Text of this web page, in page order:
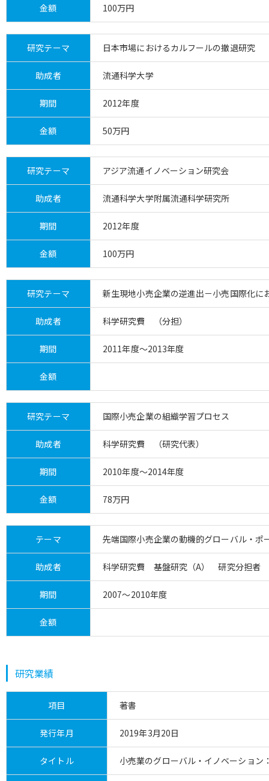
金額 100万円
研究テーマ 日本市場におけるカルフールの撤退研究
助成者 流通科学大学
期間 2012年度
金額 50万円
研究テーマ アジア流通イノベーション研究会
助成者 流通科学大学附属流通科学研究所
期間 2012年度
金額 100万円
研究テーマ 新生現地小売企業の逆進出－小売国際化に
助成者 科学研究費 （分担）
期間 2011年度～2013年度
金額
研究テーマ 国際小売企業の組織学習プロセス
助成者 科学研究費 （研究代表）
期間 2010年度～2014年度
金額 78万円
テーマ 先端国際小売企業の動機的グローバル・ポ
助成者 科学研究費 基盤研究（A） 研究分担者
期間 2007～2010年度
金額
研究業績
項目 著書
発行年月 2019年3月20日
タイトル 小売業のグローバル・イノベーション